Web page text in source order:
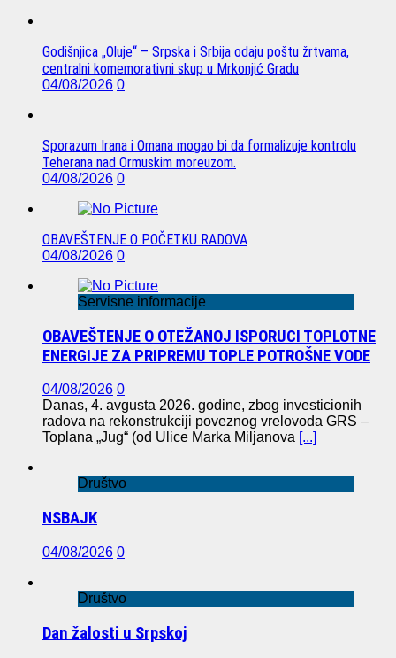
Godišnjica „Oluje“ – Srpska i Srbija odaju poštu žrtvama,
centralni komemorativni skup u Mrkonjić Gradu
04/08/2026 0
Sporazum Irana i Omana mogao bi da formalizuje kontrolu
Teherana nad Ormuskim moreuzom.
04/08/2026 0
OBAVEŠTENJE O POČETKU RADOVA
04/08/2026 0
Servisne informacije
OBAVEŠTENJE O OTEŽANOJ ISPORUCI TOPLOTNE
ENERGIJE ZA PRIPREMU TOPLE POTROŠNE VODE
04/08/2026 0
Danas, 4. avgusta 2026. godine, zbog investicionih
radova na rekonstrukciji poveznog vrelovoda GRS –
Toplana „Jug“ (od Ulice Marka Miljanova [...]
Društvo
NSBAJK
04/08/2026 0
Društvo
Dan žalosti u Srpskoj